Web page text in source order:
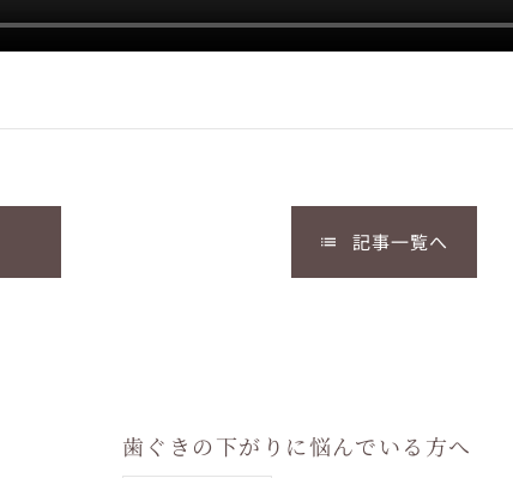
list 記事一覧へ
歯ぐきの下がりに悩んでいる方へ